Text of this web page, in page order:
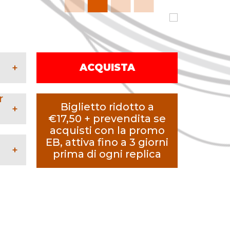
+
e
+
+
ACQUISTA
Biglietto ridotto a
€17,50 + prevendita se
acquisti con la promo
EB, attiva fino a 3 giorni
prima di ogni replica